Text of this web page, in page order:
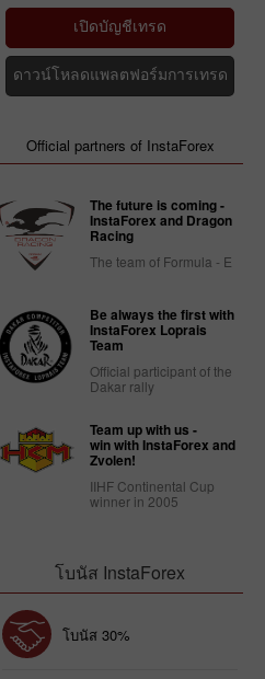
เปิดบัญชีเทรด
ดาวน์โหลดแพลตฟอร์มการเทรด
Official partners of InstaForex
The future is coming -
InstaForex and Dragon
Racing
The team of Formula - E
Be always the first with
InstaForex Loprais
Team
Official participant of the
Dakar rally
Team up with us -
win with InstaForex and
Zvolen!
IIHF Continental Cup
winner in 2005
โบนัส InstaForex
โบนัส 30%